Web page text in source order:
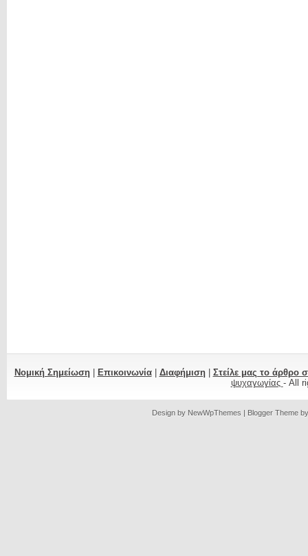
Νομική Σημείωση| Επικοινωνία| Διαφήμιση| Στείλε μας το άρθρο
ψυχαγωγίας - All
Design by NewWpThemes | Blogger Theme